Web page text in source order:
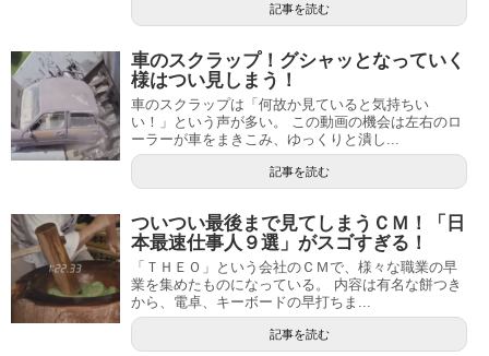
記事を読む
車のスクラップ！グシャッとなっていく
様はつい見しまう！
車のスクラップは「何故か見ていると気持ちい
い！」という声が多い。 この動画の機会は左右のロ
ーラーが車をまきこみ、ゆっくりと潰し...
記事を読む
ついつい最後まで見てしまうＣＭ！「日
本最速仕事人９選」がスゴすぎる！
「ＴＨＥＯ」という会社のＣＭで、様々な職業の早
業を集めたものになっている。 内容は有名な餅つき
から、電卓、キーボードの早打ちま...
記事を読む